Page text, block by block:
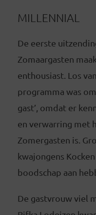
MILLENNIAL
De eerste
Zomaargasten
enthousiast. Los
programma was
gast’, omdat er
en verwarring met
Zomergasten is.
kwajongens
boodschap aan
De gastvrouw viel